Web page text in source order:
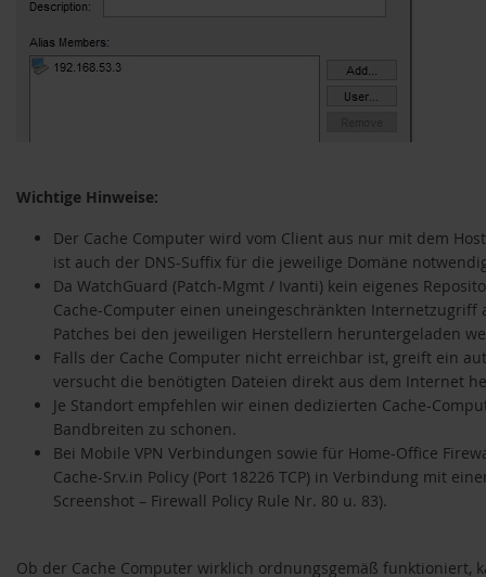
Wichtige Hinweise:
Der Cache Computer wird vom Client aus nur mit dem
ist auch der DNS-Suffix für die jeweilige Domäne
Da WatchGuard (Patch-Mgmt / Ivanti) kein eigenes
Cache-Computer einen uneingeschränkten Internetzugriff
Patches bei den jeweiligen Herstellern heruntergeladen
Falls der Cache Computer nicht erreichbar ist, greift ein
versucht die benötigten Dateien direkt aus dem Internet
Je Standort empfehlen wir einen dedizierten Cache-
Bandbreiten zu schonen.
Bei Mobile VPN Verbindungen sowie für Home-Office
Cache-Srv.in Policy (Port 18226 TCP) in Verbindung mit
Screenshot – Firewall Policy Rule Nr. 80 u. 83).
Ob der Cache Computer wirklich ordnungsgemäß funktioniert,